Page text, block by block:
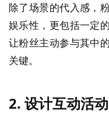
除了场景的代入感，
娱乐性，更包括一定
让粉丝主动参与其中
关键。
2. 设计互动活